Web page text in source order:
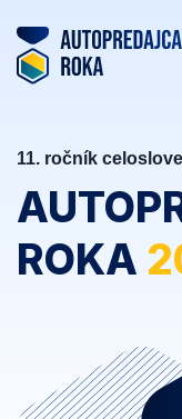
11. ročník
ROKA